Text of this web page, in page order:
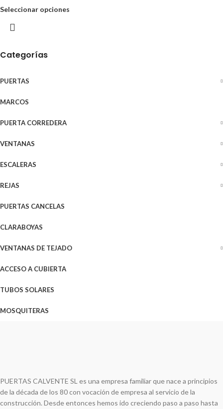
Categorías
PUERTAS
MARCOS
PUERTA CORREDERA
VENTANAS
ESCALERAS
REJAS
PUERTAS CANCELAS
CLARABOYAS
VENTANAS DE TEJADO
ACCESO A CUBIERTA
TUBOS SOLARES
MOSQUITERAS
Seleccionar opciones
PUERTAS CALVENTE SL es una empresa familiar que nace a principios
de la década de los 80 con vocación de empresa al servicio de la
construcción. Desde entonces hemos ido creciendo paso a paso hasta